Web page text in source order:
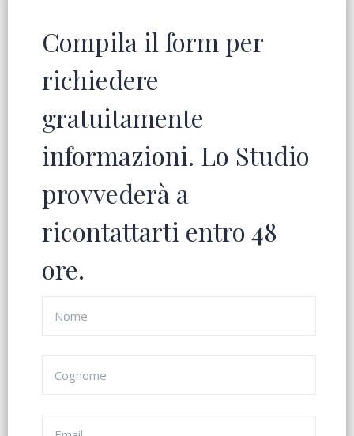
Compila il form per
richiedere
gratuitamente
informazioni. Lo Studio
provvederà a
ricontattarti entro 48
ore.